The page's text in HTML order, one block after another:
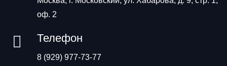
оф. 2
Телефон
8 (929) 977-73-77